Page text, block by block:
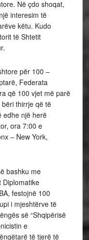
Në çdo shoqat,
interesim të
këtu. Kudo
të Shtetit
për 100 –
Federata
që 100 vjet më parë
thirrje që të
edhe një herë
ora 7:00 e
– New York,
bashku me
Diplomatike
festojnë 100
i mjeshtërve të
së “Shqipërisë
e
të tjerë të